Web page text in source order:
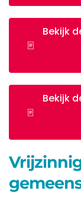
Bekijk
Bekijk